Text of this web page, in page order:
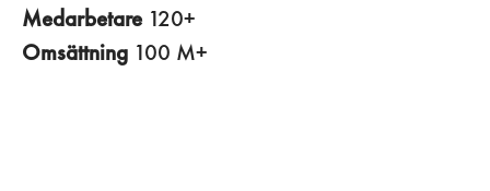
Medarbetare 120+
Omsättning 100 M+